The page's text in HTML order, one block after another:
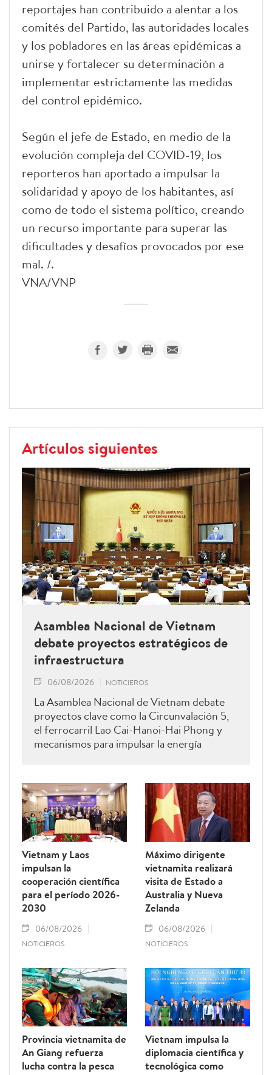
reportajes han contribuido a alentar a los
comités del Partido, las autoridades locales
y los pobladores en las áreas epidémicas a
unirse y fortalecer su determinación a
implementar estrictamente las medidas
del control epidémico.
Según el jefe de Estado, en medio de la
evolución compleja del COVID-19, los
reporteros han aportado a impulsar la
solidaridad y apoyo de los habitantes, así
como de todo el sistema político, creando
un recurso importante para superar las
dificultades y desafíos provocados por ese
mal. /.
VNA/VNP
Artículos siguientes
Asamblea Nacional de Vietnam
debate proyectos estratégicos de
infraestructura
06/08/2026 NOTICIEROS
La Asamblea Nacional de Vietnam debate
proyectos clave como la Circunvalación 5,
el ferrocarril Lao Cai-Hanoi-Hai Phong y
mecanismos para impulsar la energía
Vietnam y Laos
impulsan la
cooperación científica
para el período 2026-
2030
06/08/2026
NOTICIEROS
Máximo dirigente
vietnamita realizará
visita de Estado a
Australia y Nueva
Zelanda
06/08/2026
NOTICIEROS
Provincia vietnamita de
An Giang refuerza
lucha contra la pesca
Vietnam impulsa la
diplomacia científica y
tecnológica como